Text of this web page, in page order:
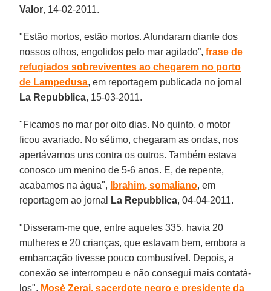
Valor, 14-02-2011.
"Estão mortos, estão mortos. Afundaram diante dos
nossos olhos, engolidos pelo mar agitado”,frase de
refugiados sobreviventes ao chegarem no porto
de Lampedusa, em reportagem publicada no jornal
La Repubblica, 15-03-2011.
"Ficamos no mar por oito dias. No quinto, o motor
ficou avariado. No sétimo, chegaram as ondas, nos
apertávamos uns contra os outros. Também estava
conosco um menino de 5-6 anos. E, de repente,
acabamos na água",
Ibrahim, somaliano, em
reportagem ao jornal
La Repubblica, 04-04-2011.
"Disseram-me que, entre aqueles 335, havia 20
mulheres e 20 crianças, que estavam bem, embora a
embarcação tivesse pouco combustível. Depois, a
conexão se interrompeu e não consegui mais contatá-
los", Mosè Zerai, sacerdote negro e presidente da